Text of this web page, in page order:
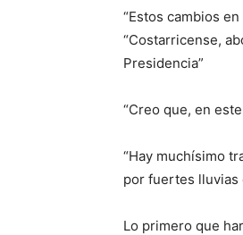
“Estos cambios
“Costarricense,
Presidencia”
“Creo que, en
“Hay muchísimo
por fuertes lluvias
Lo primero que